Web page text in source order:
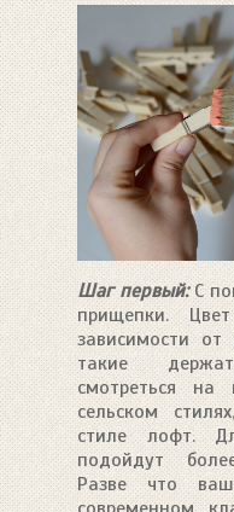
Шаг первый: С
прищепки.
зависимости от
такие
смотреться на
сельском
стиле лофт.
подойдут
Разве что